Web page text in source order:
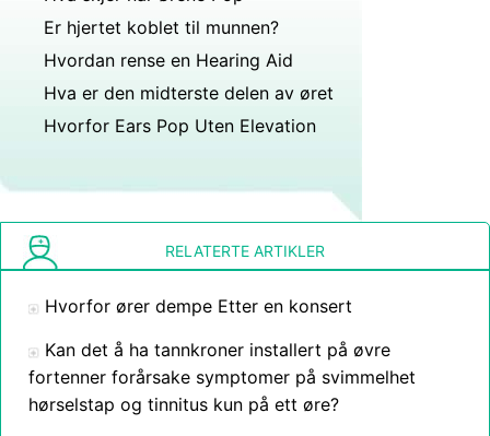
Er hjertet koblet til munnen?
Hvordan rense en Hearing Aid
Hva er den midterste delen av øret
Hvorfor Ears Pop Uten Elevation
RELATERTE ARTIKLER
Hvorfor ører dempe Etter en konsert
Kan det å ha tannkroner installert på øvre
fortenner forårsake symptomer på svimmelhet
hørselstap og tinnitus kun på ett øre?